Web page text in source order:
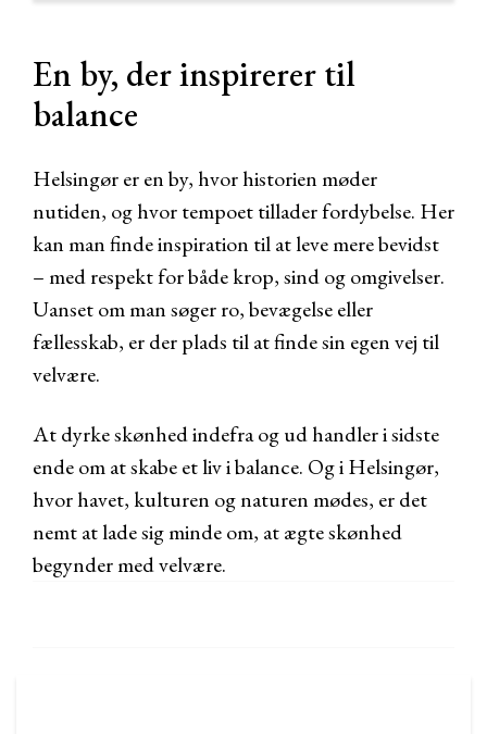
En by, der inspirerer til
balance
Helsingør er en by, hvor historien møder
nutiden, og hvor tempoet tillader fordybelse. Her
kan man finde inspiration til at leve mere bevidst
– med respekt for både krop, sind og omgivelser.
Uanset om man søger ro, bevægelse eller
fællesskab, er der plads til at finde sin egen vej til
velvære.
At dyrke skønhed indefra og ud handler i sidste
ende om at skabe et liv i balance. Og i Helsingør,
hvor havet, kulturen og naturen mødes, er det
nemt at lade sig minde om, at ægte skønhed
begynder med velvære.